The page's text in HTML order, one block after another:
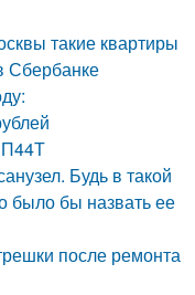
такие квартиры
Сбербанке
П44Т
Будь в такой
было бы назвать ее
после ремонта